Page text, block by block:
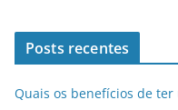
Posts recentes
Quais os benefícios de ter